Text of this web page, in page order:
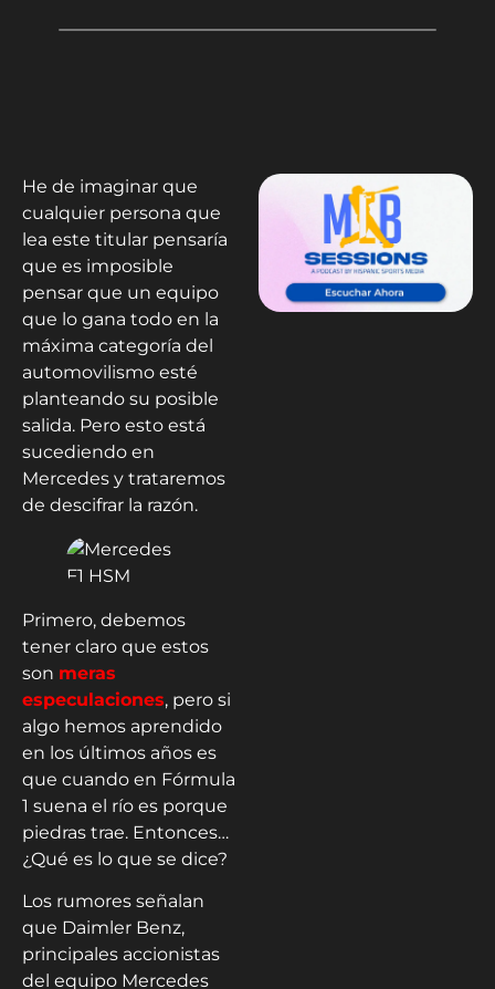
He de imaginar que
cualquier persona que
lea este titular pensaría
que es imposible
pensar que un equipo
que lo gana todo en la
máxima categoría del
automovilismo esté
planteando su posible
salida. Pero esto está
sucediendo en
Mercedes y trataremos
de descifrar la razón.
Primero, debemos
tener claro que estos
son meras
especulaciones, pero si
algo hemos aprendido
en los últimos años es
que cuando en Fórmula
1 suena el río es porque
piedras trae. Entonces…
¿Qué es lo que se dice?
Los rumores señalan
que Daimler Benz,
principales accionistas
del equipo Mercedes